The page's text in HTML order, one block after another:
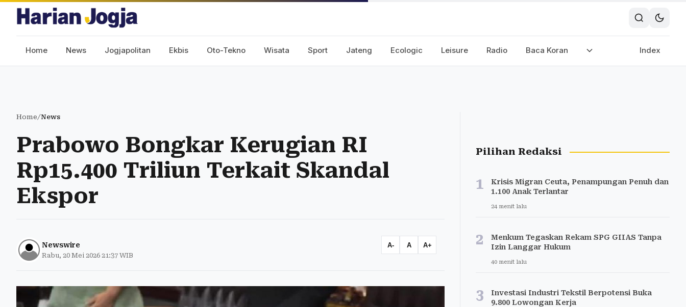
Home News Jogjapolitan Ekbis Oto-Tekno Wisata Sport Jateng Ecologic Leisure Radio Baca Koran Index
Home/News
Prabowo Bongkar Kerugian RI
Rp15.400 Triliun Terkait Skandal
Ekspor
Newswire
Rabu, 20 Mei 2026 21:37 WIB
A- A A+
Pilihan Redaksi
1
Krisis Migran Ceuta, Penampungan Penuh dan
1.100 Anak Terlantar
24 menit lalu
2
Menkum Tegaskan Rekam SPG GIIAS Tanpa
Izin Langgar Hukum
40 menit lalu
3
Investasi Industri Tekstil Berpotensi Buka
9.800 Lowongan Kerja